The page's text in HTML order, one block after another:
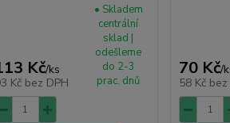
Kč/ks
Kč bez DPH
• Skladem
centrální
sklad |
odešleme
do 2-3
prac. dnů
70 Kč/
58 Kč bez